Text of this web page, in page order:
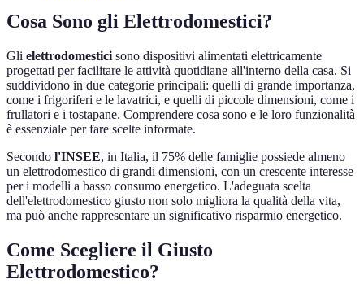
Cosa Sono gli Elettrodomestici?
Gli elettrodomestici sono dispositivi alimentati elettricamente
progettati per facilitare le attività quotidiane all'interno della casa. Si
suddividono in due categorie principali: quelli di grande importanza,
come i frigoriferi e le lavatrici, e quelli di piccole dimensioni, come i
frullatori e i tostapane. Comprendere cosa sono e le loro funzionalità
è essenziale per fare scelte informate.
Secondo l'INSEE, in Italia, il 75% delle famiglie possiede almeno
un elettrodomestico di grandi dimensioni, con un crescente interesse
per i modelli a basso consumo energetico. L'adeguata scelta
dell'elettrodomestico giusto non solo migliora la qualità della vita,
ma può anche rappresentare un significativo risparmio energetico.
Come Scegliere il Giusto
Elettrodomestico?